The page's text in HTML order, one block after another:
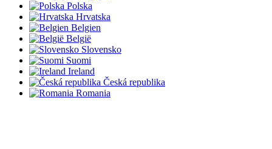
Polska
Hrvatska
Belgien
België
Slovensko
Suomi
Ireland
Česká republika
Romania